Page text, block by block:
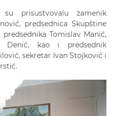
prisustvovalu zamenik
predsednica Skupštine
Tomislav Manić,
Denić, kao i predsednik
sekretar Ivan Stojković i